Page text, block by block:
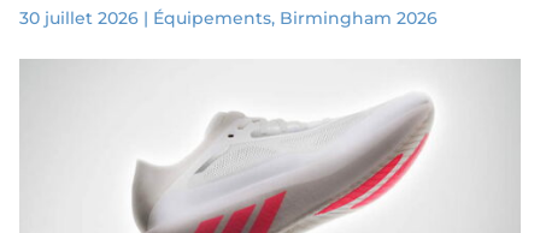
30 juillet 2026| Équipements, Birmingham 2026